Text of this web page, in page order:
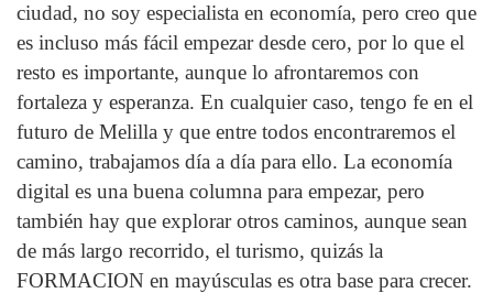
ciudad, no soy especialista en economía, pero creo que
es incluso más fácil empezar desde cero, por lo que el
resto es importante, aunque lo afrontaremos con
fortaleza y esperanza. En cualquier caso, tengo fe en el
futuro de Melilla y que entre todos encontraremos el
camino, trabajamos día a día para ello. La economía
digital es una buena columna para empezar, pero
también hay que explorar otros caminos, aunque sean
de más largo recorrido, el turismo, quizás la
FORMACION en mayúsculas es otra base para crecer.